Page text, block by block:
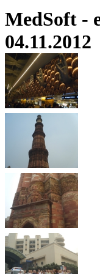
MedSoft -
04.11.2012